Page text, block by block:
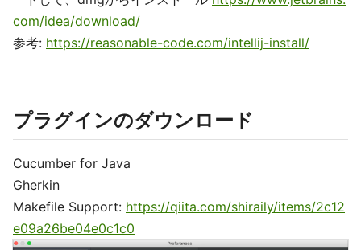
com/idea/download/
参考: https://reasonable-code.com/intellij-install/
プラグインのダウンロード
Cucumber for Java
Gherkin
Makefile Support: https://qiita.com/shiraily/items/2c12
e09a26be04e0c1c0